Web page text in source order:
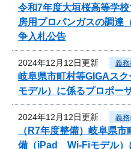
令和7年度大垣桜高等学
房用プロパンガスの調達
争入札公告
2024年12月12日更新 義
岐阜県市町村等GIGAス
モデル）に係るプロポー
2024年12月12日更新 義
（R7年度整備）岐阜県
備（iPad Wi-Fiモデル）